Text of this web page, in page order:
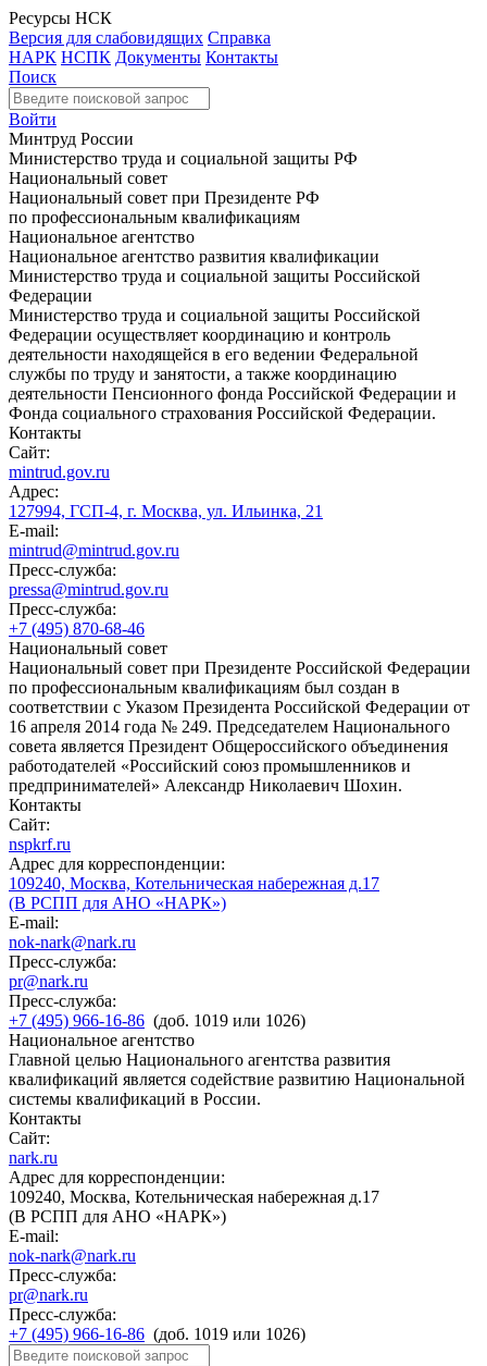
Ресурсы НСК
Версия для слабовидящих Справка
НАРК НСПК Документы Контакты
Поиск
Войти
Минтруд России
Министерство труда и социальной защиты РФ
Национальный совет
Национальный совет при Президенте РФ
по профессиональным квалификациям
Национальное агентство
Национальное агентство развития квалификации
Министерство труда и социальной защиты Российской
Федерации
Министерство труда и социальной защиты Российской
Федерации осуществляет координацию и контроль
деятельности находящейся в его ведении Федеральной
службы по труду и занятости, а также координацию
деятельности Пенсионного фонда Российской Федерации и
Фонда социального страхования Российской Федерации.
Контакты
Сайт:
mintrud.gov.ru
Адрес:
127994, ГСП-4, г. Москва, ул. Ильинка, 21
E-mail:
mintrud@mintrud.gov.ru
Пресс-служба:
pressa@mintrud.gov.ru
Пресс-служба:
+7 (495) 870-68-46
Национальный совет
Национальный совет при Президенте Российской Федерации
по профессиональным квалификациям был создан в
соответствии с Указом Президента Российской Федерации от
16 апреля 2014 года № 249. Председателем Национального
совета является Президент Общероссийского объединения
работодателей «Российский союз промышленников и
предпринимателей» Александр Николаевич Шохин.
Контакты
Сайт:
nspkrf.ru
Адрес для корреспонденции:
109240, Москва, Котельническая набережная д.17
(В РСПП для АНО «НАРК»)
E-mail:
nok-nark@nark.ru
Пресс-служба:
pr@nark.ru
Пресс-служба:
+7 (495) 966-16-86 (доб. 1019 или 1026)
Национальное агентство
Главной целью Национального агентства развития
квалификаций является содействие развитию Национальной
системы квалификаций в России.
Контакты
Сайт:
nark.ru
Адрес для корреспонденции:
109240, Москва, Котельническая набережная д.17
(В РСПП для АНО «НАРК»)
E-mail:
nok-nark@nark.ru
Пресс-служба:
pr@nark.ru
Пресс-служба:
+7 (495) 966-16-86 (доб. 1019 или 1026)